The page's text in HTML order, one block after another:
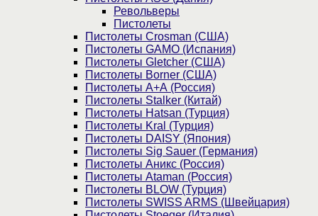
Револьверы
Пистолеты
Пистолеты Crosman (США)
Пистолеты GAMO (Испания)
Пистолеты Gletcher (США)
Пистолеты Borner (США)
Пистолеты А+А (Россия)
Пистолеты Stalker (Китай)
Пистолеты Hatsan (Турция)
Пистолеты Kral (Турция)
Пистолеты DAISY (Япония)
Пистолеты Sig Sauer (Германия)
Пистолеты Аникс (Россия)
Пистолеты Ataman (Россия)
Пистолеты BLOW (Турция)
Пистолеты SWISS ARMS (Швейцария)